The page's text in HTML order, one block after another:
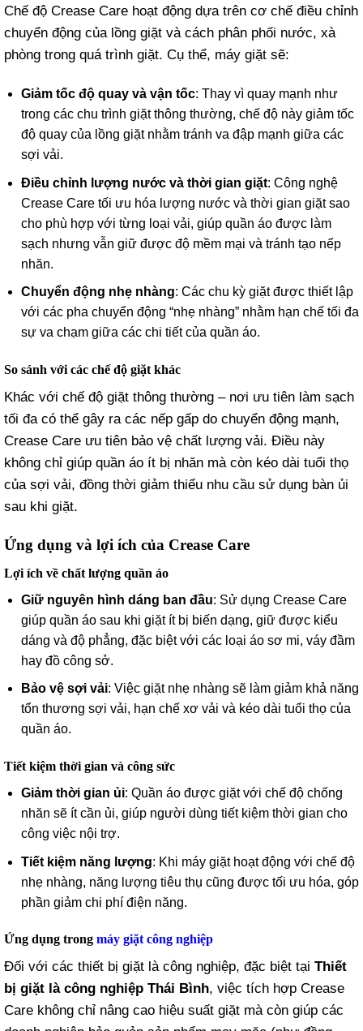
Chế độ Crease Care hoạt động dựa trên cơ chế điều chỉnh
chuyển động của lồng giặt và cách phân phối nước, xà
phòng trong quá trình giặt. Cụ thể, máy giặt sẽ:
Giảm tốc độ quay và vận tốc: Thay vì quay mạnh như
trong các chu trình giặt thông thường, chế độ này giảm tốc
độ quay của lồng giặt nhằm tránh va đập mạnh giữa các
sợi vải.
Điều chỉnh lượng nước và thời gian giặt: Công nghệ
Crease Care tối ưu hóa lượng nước và thời gian giặt sao
cho phù hợp với từng loại vải, giúp quần áo được làm
sạch nhưng vẫn giữ được độ mềm mại và tránh tạo nếp
nhăn.
Chuyển động nhẹ nhàng: Các chu kỳ giặt được thiết lập
với các pha chuyển động “nhẹ nhàng” nhằm hạn chế tối đa
sự va chạm giữa các chi tiết của quần áo.
So sánh với các chế độ giặt khác
Khác với chế độ giặt thông thường – nơi ưu tiên làm sạch
tối đa có thể gây ra các nếp gấp do chuyển động mạnh,
Crease Care ưu tiên bảo vệ chất lượng vải. Điều này
không chỉ giúp quần áo ít bị nhăn mà còn kéo dài tuổi thọ
của sợi vải, đồng thời giảm thiểu nhu cầu sử dụng bàn ủi
sau khi giặt.
Ứng dụng và lợi ích của Crease Care
Lợi ích về chất lượng quần áo
Giữ nguyên hình dáng ban đầu: Sử dụng Crease Care
giúp quần áo sau khi giặt ít bị biến dạng, giữ được kiểu
dáng và độ phẳng, đặc biệt với các loại áo sơ mi, váy đầm
hay đồ công sở.
Bảo vệ sợi vải: Việc giặt nhẹ nhàng sẽ làm giảm khả năng
tổn thương sợi vải, hạn chế xơ vải và kéo dài tuổi thọ của
quần áo.
Tiết kiệm thời gian và công sức
Giảm thời gian ủi: Quần áo được giặt với chế độ chống
nhăn sẽ ít cần ủi, giúp người dùng tiết kiệm thời gian cho
công việc nội trợ.
Tiết kiệm năng lượng: Khi máy giặt hoạt động với chế độ
nhẹ nhàng, năng lượng tiêu thụ cũng được tối ưu hóa, góp
phần giảm chi phí điện năng.
Ứng dụng trong máy giặt công nghiệp
Đối với các thiết bị giặt là công nghiệp, đặc biệt tại Thiết
bị giặt là công nghiệp Thái Bình, việc tích hợp Crease
Care không chỉ nâng cao hiệu suất giặt mà còn giúp các